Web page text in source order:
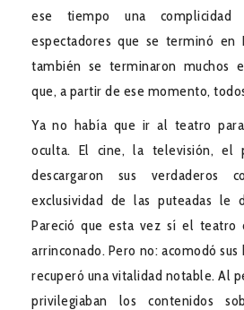
ese tiempo una
espectadores que se terminó en
también se terminaron muchos
que, a partir de ese momento,
Ya no había que ir al teatro
oculta. El cine, la televisión, el
descargaron sus
exclusividad de las puteadas le
Pareció que esta vez sí el teatro
arrinconado. Pero no: acomodó sus
recuperó una vitalidad notable. Al
privilegiaban los contenidos